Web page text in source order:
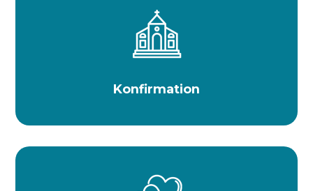
Konfirmation